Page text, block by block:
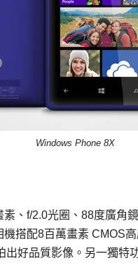
Windows Phone 8X
、f/2.0光圈、88度廣角
搭配8百萬畫素 CMOS
出好品質影像。另一獨特